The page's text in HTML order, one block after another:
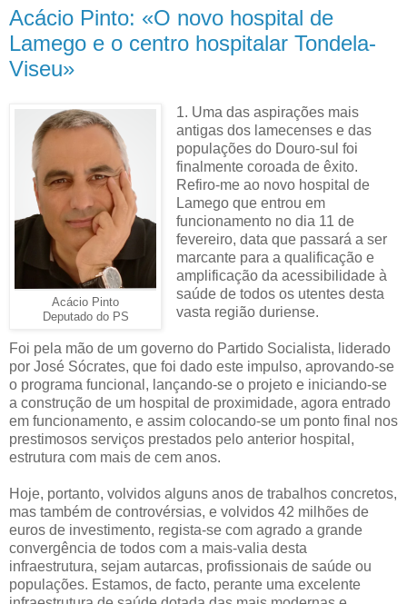
Acácio Pinto: «O novo hospital de
Lamego e o centro hospitalar Tondela-
Viseu»
Acácio Pinto
Deputado do PS
1. Uma das aspirações mais
antigas dos lamecenses e das
populações do Douro-sul foi
finalmente coroada de êxito.
Refiro-me ao novo hospital de
Lamego que entrou em
funcionamento no dia 11 de
fevereiro, data que passará a ser
marcante para a qualificação e
amplificação da acessibilidade à
saúde de todos os utentes desta
vasta região duriense.
Foi pela mão de um governo do Partido Socialista, liderado
por José Sócrates, que foi dado este impulso, aprovando-se
o programa funcional, lançando-se o projeto e iniciando-se
a construção de um hospital de proximidade, agora entrado
em funcionamento, e assim colocando-se um ponto final nos
prestimosos serviços prestados pelo anterior hospital,
estrutura com mais de cem anos.
Hoje, portanto, volvidos alguns anos de trabalhos concretos,
mas também de controvérsias, e volvidos 42 milhões de
euros de investimento, regista-se com agrado a grande
convergência de todos com a mais-valia desta
infraestrutura, sejam autarcas, profissionais de saúde ou
populações. Estamos, de facto, perante uma excelente